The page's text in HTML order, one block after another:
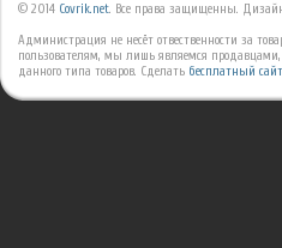
© 2014 Covrik.net. Все права защищенны.
Администрация не несёт отвественности за
пользователям, мы лишь являемся
данного типа товаров. Сделать бесплатный сайт